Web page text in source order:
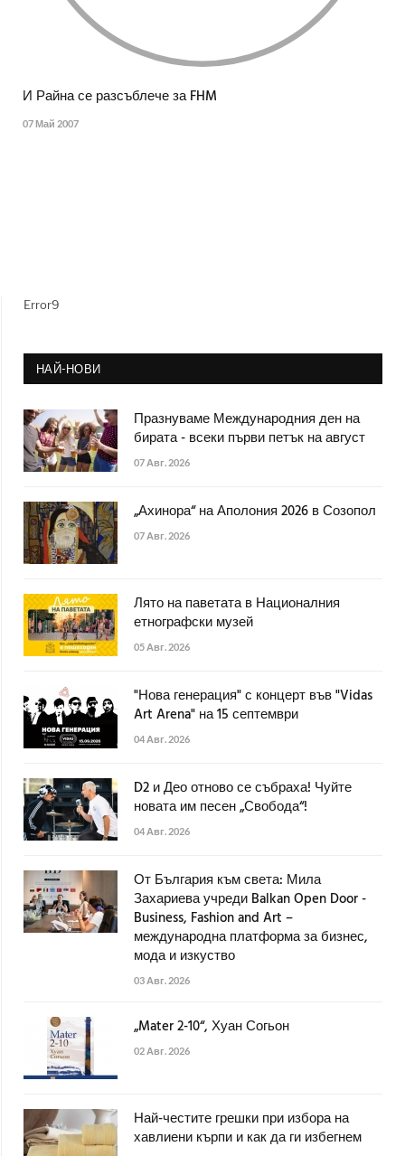
И Райна се разсъблече за FHM
07 Май 2007
Error9
НАЙ-НОВИ
Празнуваме Международния ден на
бирата - всеки първи петък на август
07 Авг. 2026
„Ахинора“ на Аполония 2026 в Созопол
07 Авг. 2026
Лято на паветата в Националния
етнографски музей
05 Авг. 2026
"Нова генерация" с концерт във "Vidas
Art Arena" на 15 септември
04 Авг. 2026
D2 и Део отново се събраха! Чуйте
новата им песен „Свобода“!
04 Авг. 2026
От България към света: Мила
Захариева учреди Balkan Open Door -
Business, Fashion and Art –
международна платформа за бизнес,
мода и изкуство
03 Авг. 2026
„Mater 2-10“, Хуан Согьон
02 Авг. 2026
Най-честите грешки при избора на
хавлиени кърпи и как да ги избегнем